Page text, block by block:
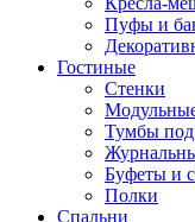
Пуфы и
Гостиные
Стенки
Тумбы
Буфеты и
Полки
Спальни